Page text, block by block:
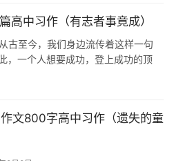
高中习作（有志者事竟成）
古至今，我们身边流传着这样一句
，一个人想要成功，登上成功的顶
文800字高中习作（遗失的童